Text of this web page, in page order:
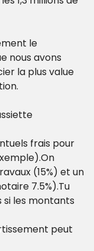
le
nous avons
la plus value
frais pour
(15%) et un
7.5%).Tu
si les montants
peut